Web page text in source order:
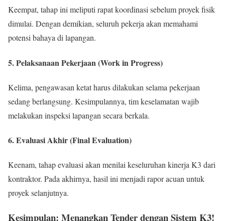
Keempat, tahap ini meliputi rapat koordinasi sebelum proyek fisik
dimulai. Dengan demikian, seluruh pekerja akan memahami
potensi bahaya di lapangan.
5. Pelaksanaan Pekerjaan (Work in Progress)
Kelima, pengawasan ketat harus dilakukan selama pekerjaan
sedang berlangsung. Kesimpulannya, tim keselamatan wajib
melakukan inspeksi lapangan secara berkala.
6. Evaluasi Akhir (Final Evaluation)
Keenam, tahap evaluasi akan menilai keseluruhan kinerja K3 dari
kontraktor. Pada akhirnya, hasil ini menjadi rapor acuan untuk
proyek selanjutnya.
Kesimpulan: Menangkan Tender dengan Sistem K3!